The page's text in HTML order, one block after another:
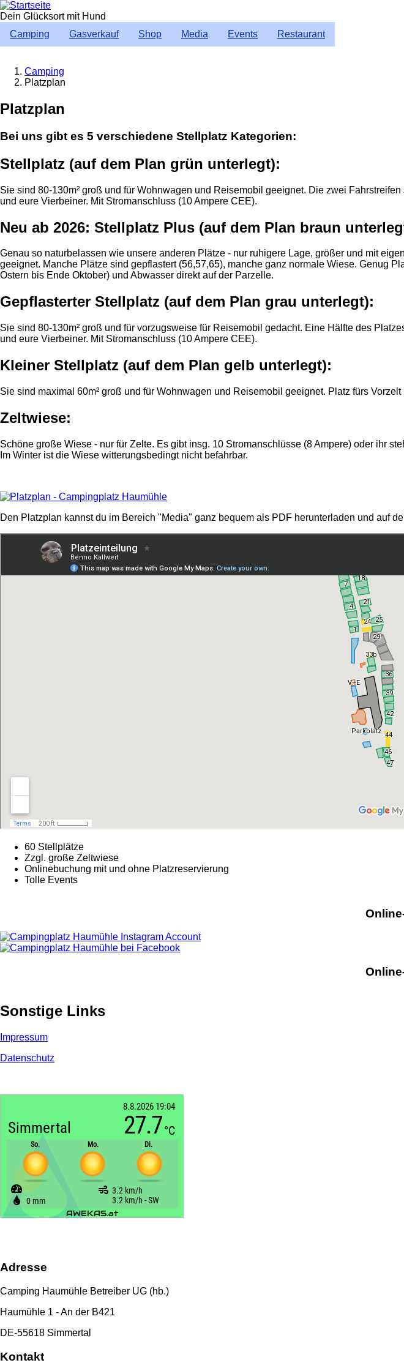
Direkt
zum
Dein Glücksort mit Hund
Camping
Gasverkauf Shop Media Events Restaurant
Breadcrumb
Camping
Platzplan
Platzplan
Bei uns gibt es 5 verschiedene Stellplatz Kategorien:
Stellplatz (auf dem Plan grün unterlegt):
Sie sind 80-130m² groß und für Wohnwagen und Reisemobil geeignet. Die zwei
und eure Vierbeiner. Mit Stromanschluss (10 Ampere CEE).
Neu ab 2026: Stellplatz Plus (auf dem Plan braun
Genau so naturbelassen wie unsere anderen Plätze - nur ruhigere Lage, größer und mit
geeignet. Manche Plätze sind gepflastert (56,57,65), manche ganz normale Wiese. Genug
Ostern bis Ende Oktober) und Abwasser direkt auf der Parzelle.
Gepflasterter Stellplatz (auf dem Plan grau unterlegt):
Sie sind 80-130m² groß und für vorzugsweise für Reisemobil gedacht. Eine Hälfte des
und eure Vierbeiner. Mit Stromanschluss (10 Ampere CEE).
Kleiner Stellplatz (auf dem Plan gelb unterlegt):
Sie sind maximal 60m² groß und für Wohnwagen und Reisemobil geeignet. Platz fürs
Zeltwiese:
Schöne große Wiese - nur für Zelte. Es gibt insg. 10 Stromanschlüsse (8 Ampere) oder ihr
Im Winter ist die Wiese witterungsbedingt nicht befahrbar.
Den Platzplan kannst du im Bereich "Media" ganz bequem als PDF herunterladen und auf
60 Stellplätze
Zzgl. große Zeltwiese
Onlinebuchung mit und ohne Platzreservierung
Tolle Events
Sonstige Links
Impressum
Datenschutz
Adresse
Camping Haumühle Betreiber UG (hb.)
Haumühle 1 - An der B421
DE-55618 Simmertal
Kontakt